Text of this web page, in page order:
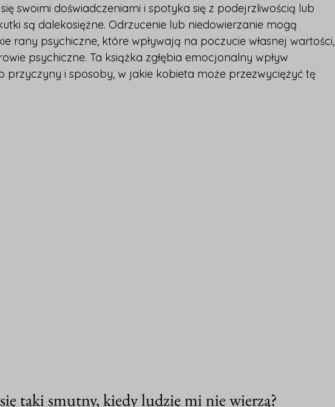
swoimi doświadczeniami i spotyka się z podejrzliwością lub
są dalekosiężne. Odrzucenie lub niedowierzanie mogą
rany psychiczne, które wpływają na poczucie własnej wartości,
psychiczne. Ta książka zgłębia emocjonalny wpływ
przyczyny i sposoby, w jakie kobieta może przezwyciężyć tę
taki smutny, kiedy ludzie mi nie wierzą?